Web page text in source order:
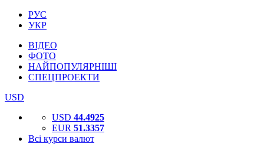
РУС
УКР
ВІДЕО
ФОТО
НАЙПОПУЛЯРНІШІ
СПЕЦПРОЕКТИ
USD
USD 44.4925
EUR 51.3357
Всі курси валют